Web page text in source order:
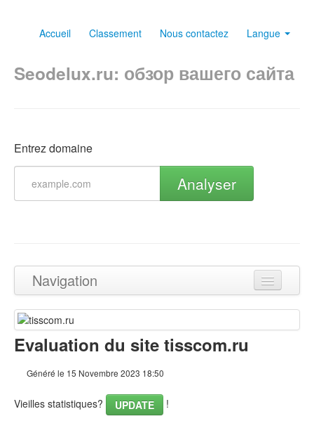
Accueil Classement Nous contactez Langue
Seodelux.ru: обзор вашего сайта
Entrez domaine
Analyser
Navigation
Haut de page
Contenu
Mots-clefs
Evaluation du site tisscom.ru
Généré le 15 Novembre 2023 18:50
Vieilles statistiques? UPDATE !